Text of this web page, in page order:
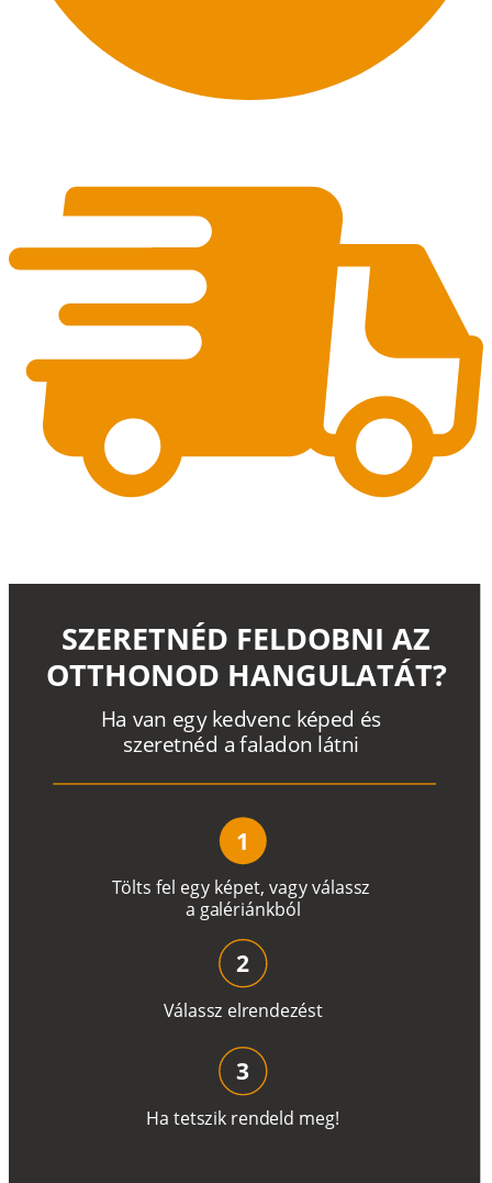
Tölts fel egy képet, vagyválassz
a galériánkból
Ha van egy kedvenc képed és
szeretnéd a faladon látni
SZERETNÉD FELDOBNI AZ
OTTHONOD HANGULATÁT?
1
Válassz elrendezést
2
Ha tetszik rendeld meg!
3